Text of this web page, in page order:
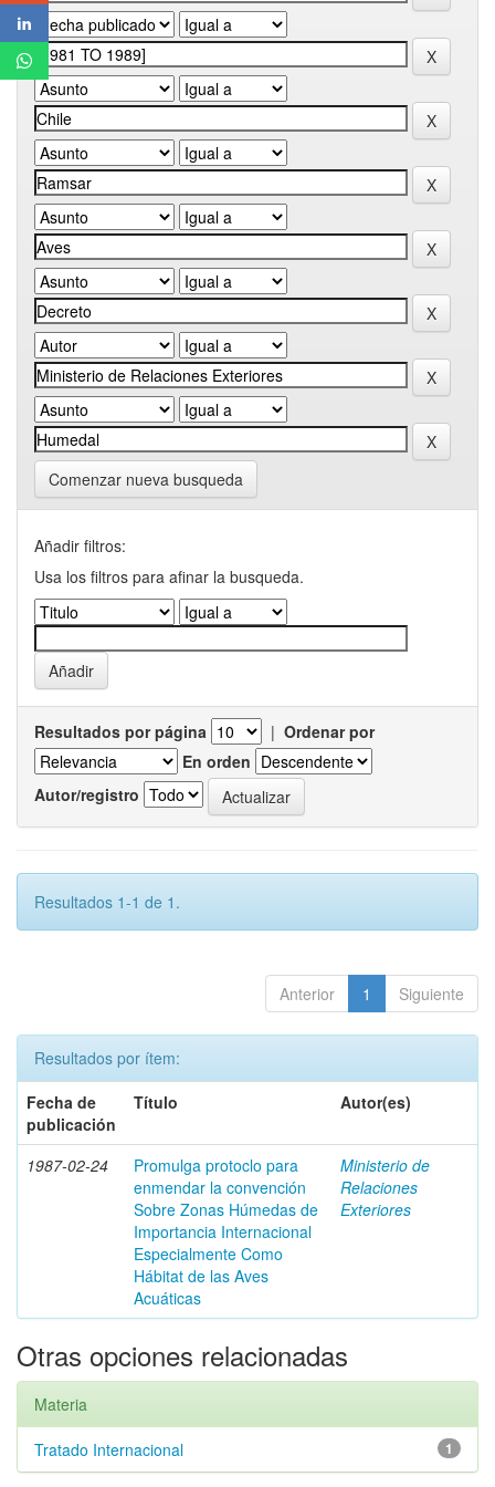
Comenzar nueva busqueda
Añadir filtros:
Usa los filtros para afinar la busqueda.
Resultados por página | Ordenar por
En orden
Autor/registro
Resultados 1-1 de 1.
Anterior 1 Siguiente
Resultados por ítem:
Fecha de
publicación
Título Autor(es)
1987-02-24
Promulga protoclo para
enmendar la convención
Sobre Zonas Húmedas de
Importancia Internacional
Especialmente Como
Hábitat de las Aves
Acuáticas
Ministerio de
Relaciones
Exteriores
Otras opciones relacionadas
Materia
1
Tratado Internacional